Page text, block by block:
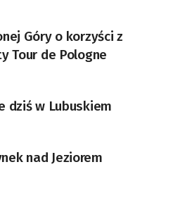
Góry o korzyści z
Tour de Pologne
dziś w Lubuskiem
nad Jeziorem